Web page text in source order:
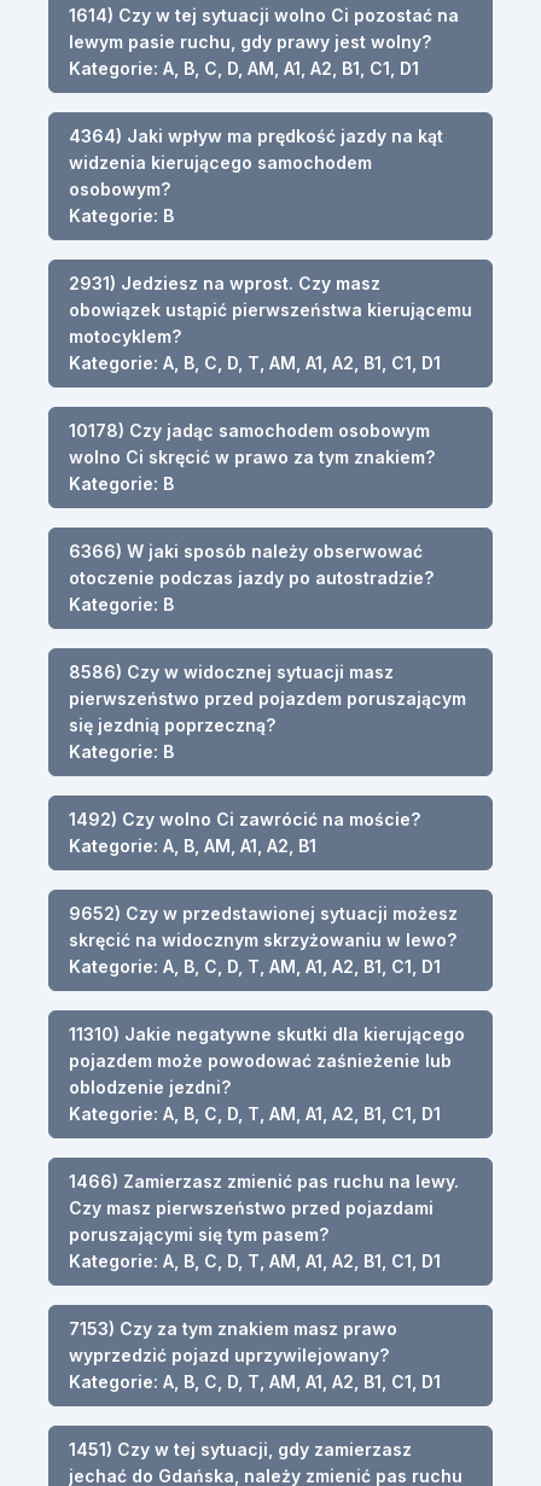
1614) Czy w tej sytuacji wolno Ci pozostać na
lewym pasie ruchu, gdy prawy jest wolny?
Kategorie: A, B, C, D, AM, A1, A2, B1, C1, D1
4364) Jaki wpływ ma prędkość jazdy na kąt
widzenia kierującego samochodem
osobowym?
Kategorie: B
2931) Jedziesz na wprost. Czy masz
obowiązek ustąpić pierwszeństwa kierującemu
motocyklem?
Kategorie: A, B, C, D, T, AM, A1, A2, B1, C1, D1
10178) Czy jadąc samochodem osobowym
wolno Ci skręcić w prawo za tym znakiem?
Kategorie: B
6366) W jaki sposób należy obserwować
otoczenie podczas jazdy po autostradzie?
Kategorie: B
8586) Czy w widocznej sytuacji masz
pierwszeństwo przed pojazdem poruszającym
się jezdnią poprzeczną?
Kategorie: B
1492) Czy wolno Ci zawrócić na moście?
Kategorie: A, B, AM, A1, A2, B1
9652) Czy w przedstawionej sytuacji możesz
skręcić na widocznym skrzyżowaniu w lewo?
Kategorie: A, B, C, D, T, AM, A1, A2, B1, C1, D1
11310) Jakie negatywne skutki dla kierującego
pojazdem może powodować zaśnieżenie lub
oblodzenie jezdni?
Kategorie: A, B, C, D, T, AM, A1, A2, B1, C1, D1
1466) Zamierzasz zmienić pas ruchu na lewy.
Czy masz pierwszeństwo przed pojazdami
poruszającymi się tym pasem?
Kategorie: A, B, C, D, T, AM, A1, A2, B1, C1, D1
7153) Czy za tym znakiem masz prawo
wyprzedzić pojazd uprzywilejowany?
Kategorie: A, B, C, D, T, AM, A1, A2, B1, C1, D1
1451) Czy w tej sytuacji, gdy zamierzasz
jechać do Gdańska, należy zmienić pas ruchu